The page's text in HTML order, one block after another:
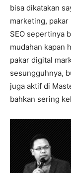
bisa dikatakan
marketing,
SEO sepertinya
mudahan kapan
pakar digital
sesungguhnya,
juga aktif di
bahkan sering